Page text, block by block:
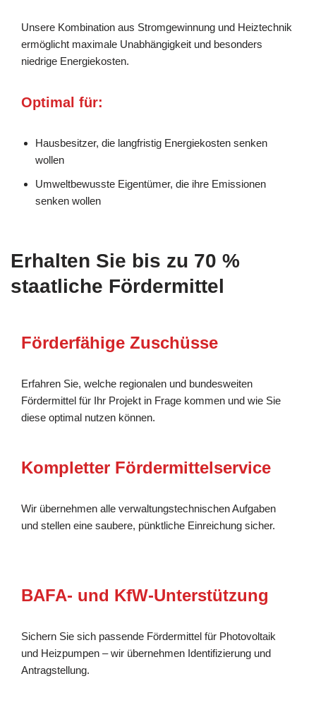
Unsere Kombination aus Stromgewinnung und Heiztechnik
ermöglicht maximale Unabhängigkeit und besonders
niedrige Energiekosten.
Optimal für:
Hausbesitzer, die langfristig Energiekosten senken
wollen
Umweltbewusste Eigentümer, die ihre Emissionen
senken wollen
Erhalten Sie bis zu 70 %
staatliche Fördermittel
Förderfähige Zuschüsse
Erfahren Sie, welche regionalen und bundesweiten
Fördermittel für Ihr Projekt in Frage kommen und wie Sie
diese optimal nutzen können.
Kompletter Fördermittelservice
Wir übernehmen alle verwaltungstechnischen Aufgaben
und stellen eine saubere, pünktliche Einreichung sicher.
BAFA- und KfW-Unterstützung
Sichern Sie sich passende Fördermittel für Photovoltaik
und Heizpumpen – wir übernehmen Identifizierung und
Antragstellung.